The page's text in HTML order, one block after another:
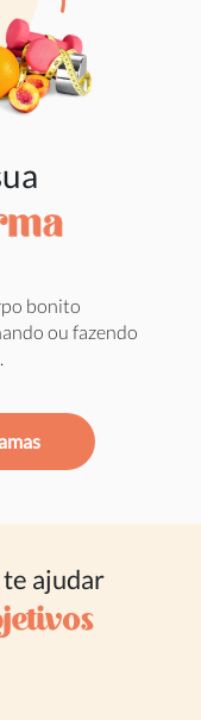
bonito
ou fazendo
te ajudar